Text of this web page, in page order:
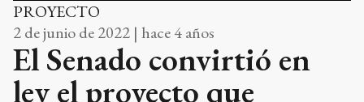
PROYECTO
2 de junio de 2022 | hace 4 años
El Senado convirtió en
ley el proyecto que